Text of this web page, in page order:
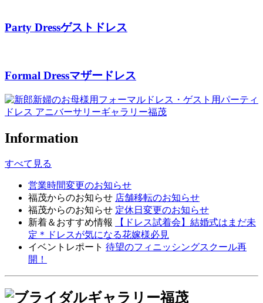
Party Dressゲストドレス
Formal Dressマザードレス
Information
すべて見る
営業時間変更のお知らせ
福茂からのお知らせ 店舗移転のお知らせ
福茂からのお知らせ 定休日変更のお知らせ
新着＆おすすめ情報
【ドレス試着会】結婚式はまだ未
定＊ドレスが気になる花嫁様必見
イベントレポート 待望のフィニッシングスクール再
開！